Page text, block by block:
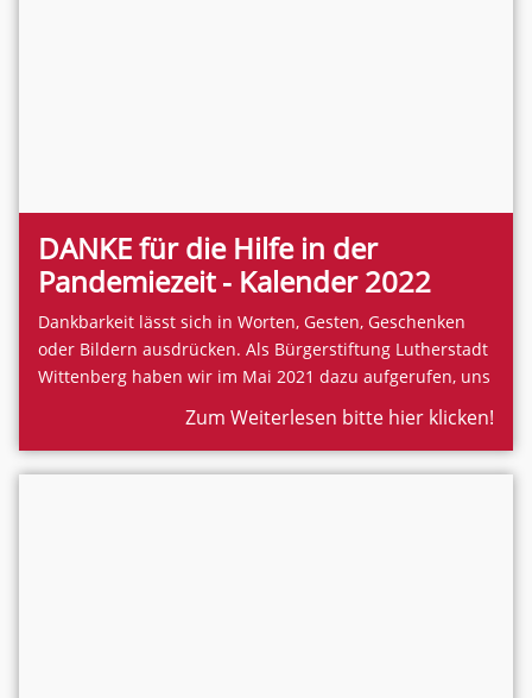
DANKE für die Hilfe in der
Pandemiezeit - Kalender 2022
Dankbarkeit lässt sich in Worten, Gesten, Geschenken
oder Bildern ausdrücken. Als Bürgerstiftung Lutherstadt
Wittenberg haben wir im Mai 2021 dazu aufgerufen, uns
Vorschläge zu unterbreiten, wem Sie für die erfahrene
Hilfe DANKE sagen wollen. Eine Auswahl der
eingegangen Vorschläge wurden von einem
Zum Weiterlesen bitte hier klicken!